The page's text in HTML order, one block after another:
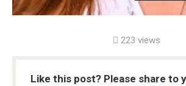
223 views
Like this post? Please share to